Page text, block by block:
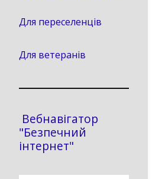
Для переселенців
Для ветеранів
Вебнавігатор
"Безпечний
інтернет"